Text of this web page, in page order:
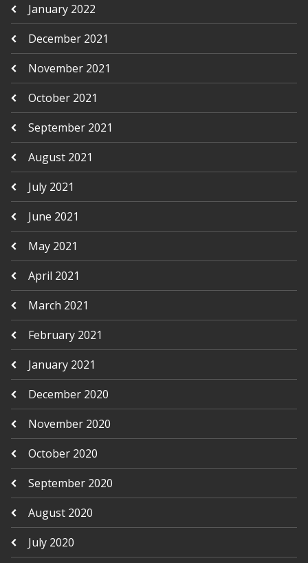
January 2022
December 2021
November 2021
October 2021
September 2021
August 2021
July 2021
June 2021
May 2021
April 2021
March 2021
February 2021
January 2021
December 2020
November 2020
October 2020
September 2020
August 2020
July 2020